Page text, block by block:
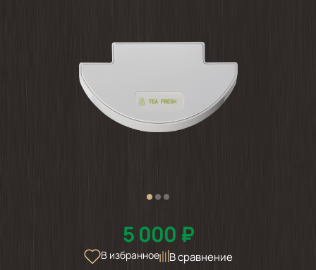
5 000 ₽
В избранное В сравнение